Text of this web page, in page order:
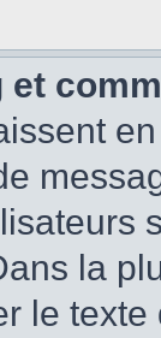
et
la
le